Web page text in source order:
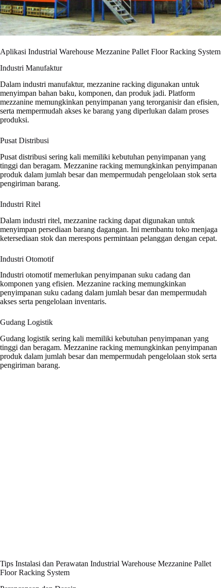
Aplikasi Industrial Warehouse Mezzanine Pallet Floor Racking System
Industri Manufaktur
Dalam industri manufaktur, mezzanine racking digunakan untuk
menyimpan bahan baku, komponen, dan produk jadi. Platform
mezzanine memungkinkan penyimpanan yang terorganisir dan efisien,
serta mempermudah akses ke barang yang diperlukan dalam proses
produksi.
Pusat Distribusi
Pusat distribusi sering kali memiliki kebutuhan penyimpanan yang
tinggi dan beragam. Mezzanine racking memungkinkan penyimpanan
produk dalam jumlah besar dan mempermudah pengelolaan stok serta
pengiriman barang.
Industri Ritel
Dalam industri ritel, mezzanine racking dapat digunakan untuk
menyimpan persediaan barang dagangan. Ini membantu toko menjaga
ketersediaan stok dan merespons permintaan pelanggan dengan cepat.
Industri Otomotif
Industri otomotif memerlukan penyimpanan suku cadang dan
komponen yang efisien. Mezzanine racking memungkinkan
penyimpanan suku cadang dalam jumlah besar dan mempermudah
akses serta pengelolaan inventaris.
Gudang Logistik
Gudang logistik sering kali memiliki kebutuhan penyimpanan yang
tinggi dan beragam. Mezzanine racking memungkinkan penyimpanan
produk dalam jumlah besar dan mempermudah pengelolaan stok serta
pengiriman barang.
Tips Instalasi dan Perawatan Industrial Warehouse Mezzanine Pallet
Floor Racking System